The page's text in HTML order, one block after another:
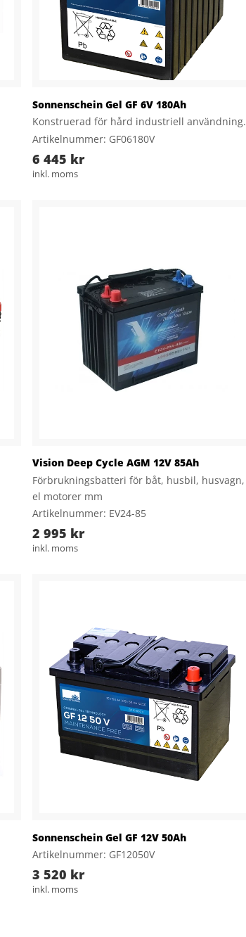
Sonnenschein Gel GF 6V 180Ah
Konstruerad för hård industriell användning.
Artikelnummer: GF06180V
6 445 kr
inkl. moms
Vision Deep Cycle AGM 12V 85Ah
Förbrukningsbatteri för båt, husbil, husvagn,
el motorer mm
Artikelnummer: EV24-85
2 995 kr
inkl. moms
Sonnenschein Gel GF 12V 50Ah
Artikelnummer: GF12050V
3 520 kr
inkl. moms